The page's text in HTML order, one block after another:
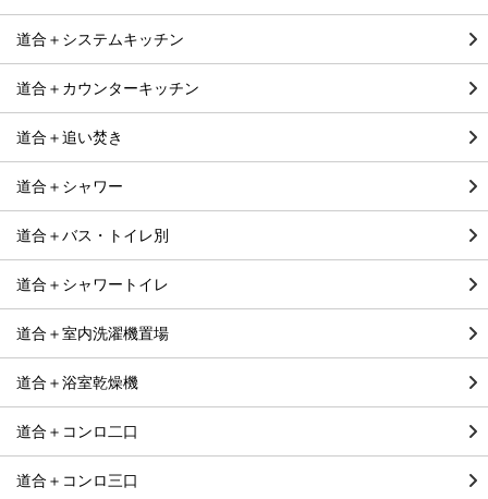
道合＋システムキッチン
道合＋カウンターキッチン
道合＋追い焚き
道合＋シャワー
道合＋バス・トイレ別
道合＋シャワートイレ
道合＋室内洗濯機置場
道合＋浴室乾燥機
道合＋コンロ二口
道合＋コンロ三口